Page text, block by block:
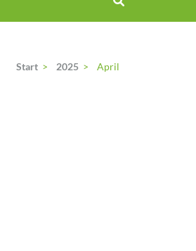
Start > 2025 > April